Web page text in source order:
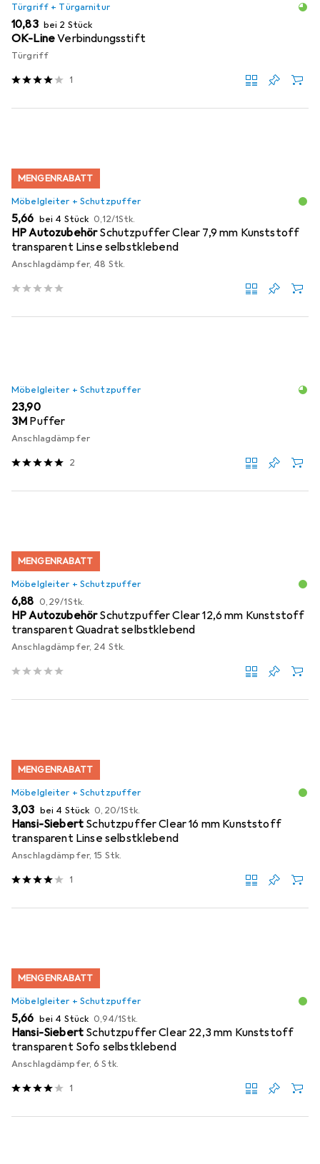
Türgriff + Türgarnitur
EUR
10,83 bei 2 Stück
OK-LineVerbindungsstift
Türgriff
1
MENGENRABATT
Möbelgleiter + Schutzpuffer
EUR
5,66 bei 4 Stück EUR
0,12/1Stk.
HP AutozubehörSchutzpuffer Clear 7,9 mm Kunststoff
transparent Linse selbstklebend
Anschlagdämpfer, 48 Stk.
Möbelgleiter + Schutzpuffer
EUR
23,90
3M Puffer
Anschlagdämpfer
2
MENGENRABATT
Möbelgleiter + Schutzpuffer
EUR
6,88 EUR
0,29/1Stk.
HP AutozubehörSchutzpuffer Clear 12,6 mm Kunststoff
transparent Quadrat selbstklebend
Anschlagdämpfer, 24 Stk.
MENGENRABATT
Möbelgleiter + Schutzpuffer
EUR
3,03 bei 4 Stück EUR
0,20/1Stk.
Hansi-Siebert Schutzpuffer Clear 16 mm Kunststoff
transparent Linse selbstklebend
Anschlagdämpfer, 15 Stk.
1
MENGENRABATT
Möbelgleiter + Schutzpuffer
EUR
5,66 bei 4 Stück EUR
0,94/1Stk.
Hansi-Siebert Schutzpuffer Clear 22,3 mm Kunststoff
transparent Sofo selbstklebend
Anschlagdämpfer, 6 Stk.
1